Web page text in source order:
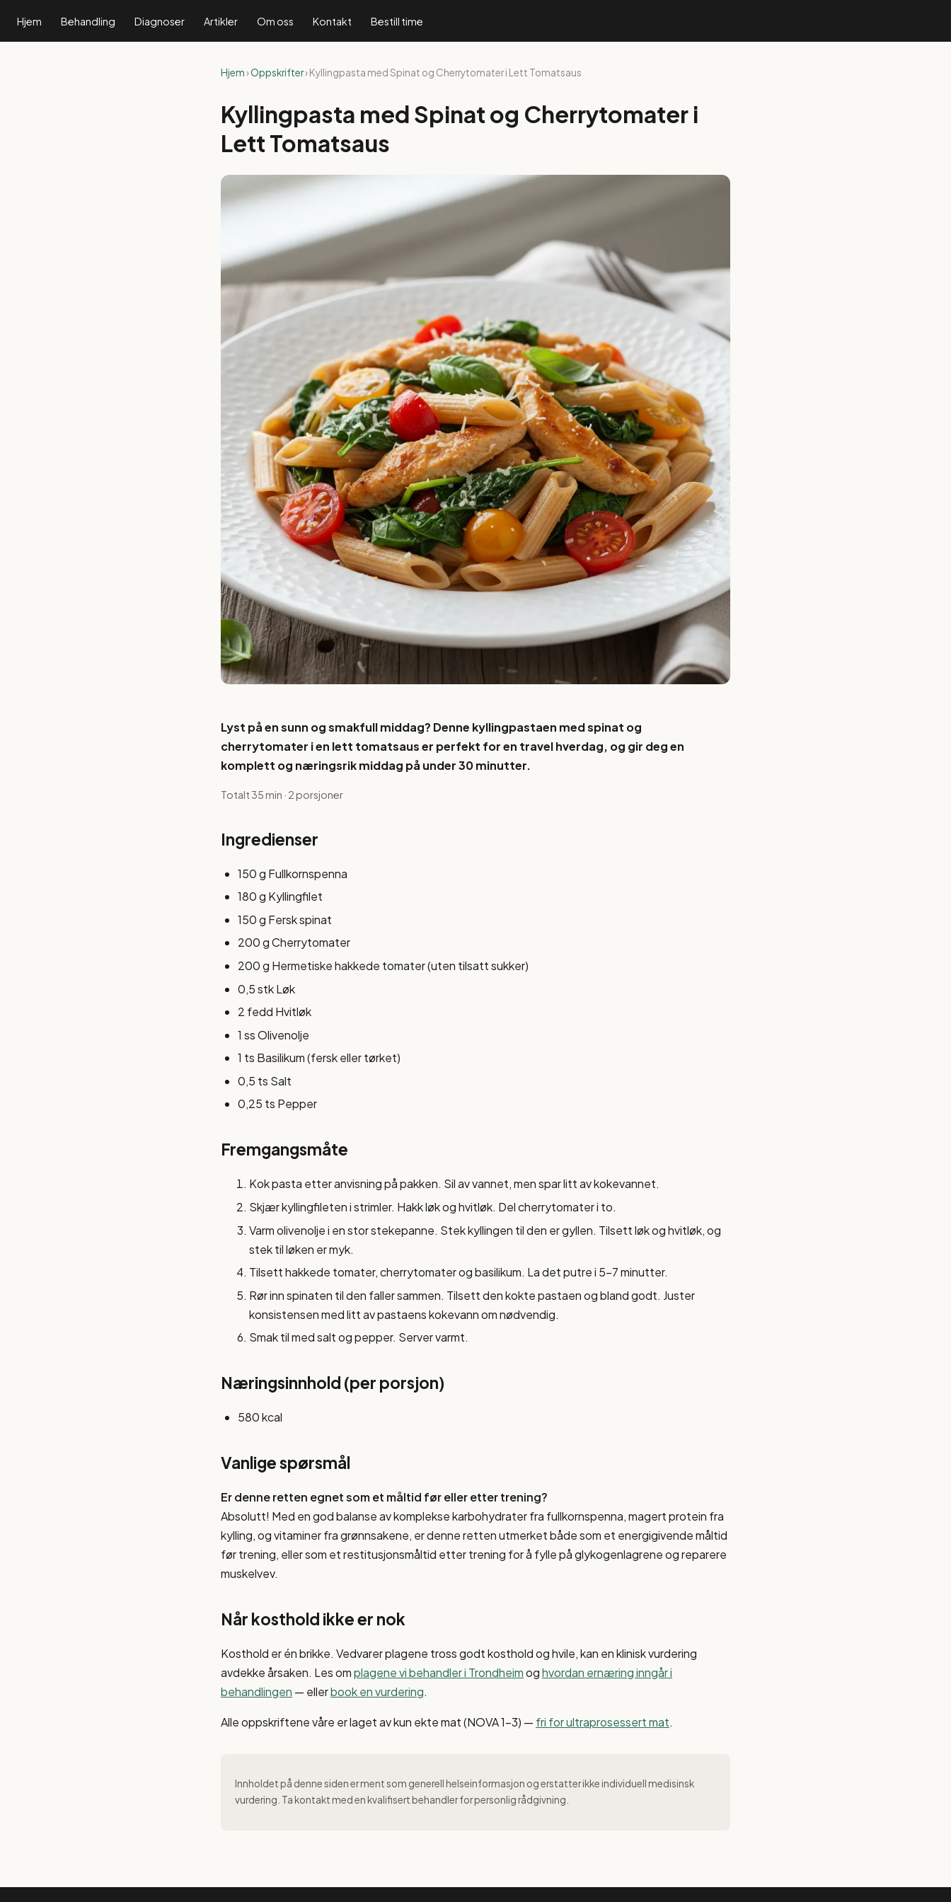
Hjem Behandling Diagnoser Artikler Om oss Kontakt Bestill time
Hjem›Oppskrifter› Kyllingpasta med Spinat og Cherrytomater i Lett Tomatsaus
Kyllingpasta med Spinat og Cherrytomater i
Lett Tomatsaus
Lyst på en sunn og smakfull middag? Denne kyllingpastaen med spinat og
cherrytomater i en lett tomatsaus er perfekt for en travel hverdag, og gir deg en
komplett og næringsrik middag på under 30 minutter.
Totalt 35 min · 2 porsjoner
Ingredienser
150 g Fullkornspenna
180 g Kyllingfilet
150 g Fersk spinat
200 g Cherrytomater
200 g Hermetiske hakkede tomater (uten tilsatt sukker)
0,5 stk Løk
2 fedd Hvitløk
1 ss Olivenolje
1 ts Basilikum (fersk eller tørket)
0,5 ts Salt
0,25 ts Pepper
Fremgangsmåte
Kok pasta etter anvisning på pakken. Sil av vannet, men spar litt av kokevannet.
Skjær kyllingfileten i strimler. Hakk løk og hvitløk. Del cherrytomater i to.
Varm olivenolje i en stor stekepanne. Stek kyllingen til den er gyllen. Tilsett løk og hvitløk, og
stek til løken er myk.
Tilsett hakkede tomater, cherrytomater og basilikum. La det putre i 5-7 minutter.
Rør inn spinaten til den faller sammen. Tilsett den kokte pastaen og bland godt. Juster
konsistensen med litt av pastaens kokevann om nødvendig.
Smak til med salt og pepper. Server varmt.
Næringsinnhold (per porsjon)
580 kcal
Vanlige spørsmål
Er denne retten egnet som et måltid før eller etter trening?
Absolutt! Med en god balanse av komplekse karbohydrater fra fullkornspenna, magert protein fra
kylling, og vitaminer fra grønnsakene, er denne retten utmerket både som et energigivende måltid
før trening, eller som et restitusjonsmåltid etter trening for å fylle på glykogenlagrene og reparere
muskelvev.
Når kosthold ikke er nok
Kosthold er én brikke. Vedvarer plagene tross godt kosthold og hvile, kan en klinisk vurdering
avdekke årsaken. Les omplagene vi behandler i Trondheimoghvordan ernæring inngår i
behandlingen — ellerbook en vurdering.
Alle oppskriftene våre er laget av kun ekte mat (NOVA 1–3) — fri for ultraprosessert mat.
Innholdet på denne siden er ment som generell helseinformasjon og erstatter ikke individuell medisinsk
vurdering. Ta kontakt med en kvalifisert behandler for personlig rådgivning.